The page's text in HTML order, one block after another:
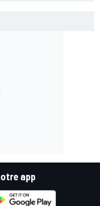
app